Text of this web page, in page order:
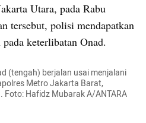
Utara, pada Rabu
tersebut, polisi mendapatkan
keterlibatan Onad.
(tengah) berjalan usai menjalani
Metro Jakarta Barat,
Hafidz Mubarak A/ANTARA